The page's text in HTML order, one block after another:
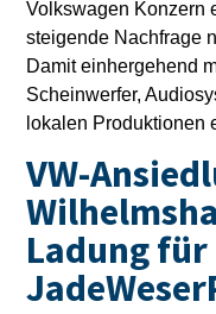
Volkswagen Konzern
steigende Nachfrage
Damit einhergehend
Scheinwerfer,
lokalen Produktionen
VW-
Ladung für